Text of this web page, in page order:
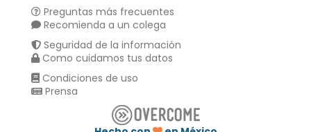
Preguntas más frecuentes
Recomienda a un colega
Seguridad de la información
Como cuidamos tus datos
Condiciones de uso
Prensa